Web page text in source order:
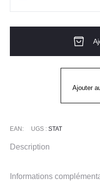
Ajouter
EAN: UGS : STAT
Description
Informations